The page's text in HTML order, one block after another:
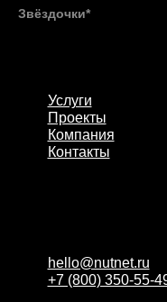
Звёздочки*
Услуги
Проекты
Компания
Контакты
hello@nutnet.ru
+7 (800) 350-55-